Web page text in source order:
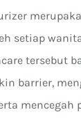
setiap
tersebut
barrier,
mencegah